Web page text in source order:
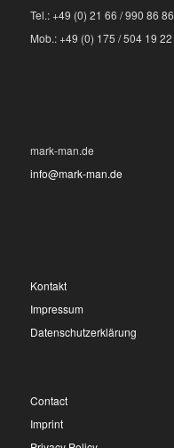
Tel.: +49 (0) 21 66 / 990 86 86
Mob.: +49 (0) 175 / 504 19 22
mark-man.de
info@mark-man.de
Kontakt
Impressum
Datenschutzerklärung
Contact
Imprint